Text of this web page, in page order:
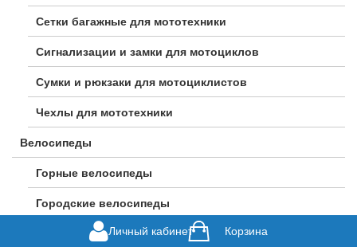
Сетки багажные для мототехники
Сигнализации и замки для мотоциклов
Сумки и рюкзаки для мотоциклистов
Чехлы для мототехники
Велосипеды
Горные велосипеды
Городские велосипеды
Гравийные велосипеды
Личный кабинет Корзина